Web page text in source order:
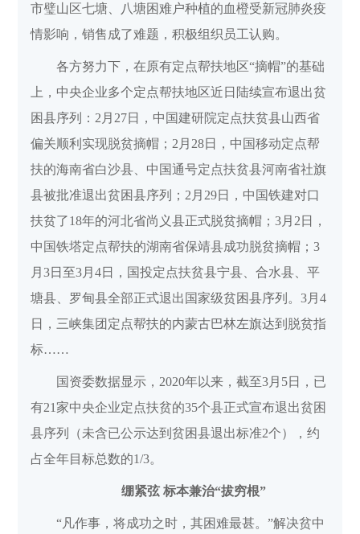
市璧山区七塘、八塘困难户种植的血橙受新冠肺炎疫
情影响，销售成了难题，积极组织员工认购。
各方努力下，在原有定点帮扶地区“摘帽”的基础
上，中央企业多个定点帮扶地区近日陆续宣布退出贫
困县序列：2月27日，中国建研院定点扶贫县山西省
偏关顺利实现脱贫摘帽；2月28日，中国移动定点帮
扶的海南省白沙县、中国通号定点扶贫县河南省社旗
县被批准退出贫困县序列；2月29日，中国铁建对口
扶贫了18年的河北省尚义县正式脱贫摘帽；3月2日，
中国铁塔定点帮扶的湖南省保靖县成功脱贫摘帽；3
月3日至3月4日，国投定点扶贫县宁县、合水县、平
塘县、罗甸县全部正式退出国家级贫困县序列。3月4
日，三峡集团定点帮扶的内蒙古巴林左旗达到脱贫指
标……
国资委数据显示，2020年以来，截至3月5日，已
有21家中央企业定点扶贫的35个县正式宣布退出贫困
县序列（未含已公示达到贫困县退出标准2个），约
占全年目标总数的1/3。
绷紧弦 标本兼治“拔穷根”
“凡作事，将成功之时，其困难最甚。”解决贫中